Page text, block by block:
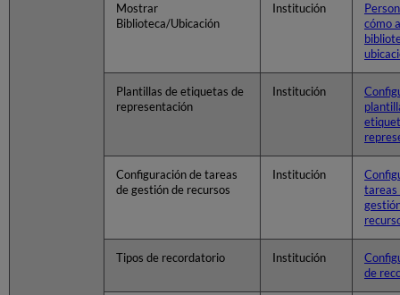
Mostrar
Biblioteca/Ubicación
Institución
cómo
Plantillas de etiquetas de
representación
Institución
Configuración de tareas
de gestión de recursos
Institución
tareas
Tipos de recordatorio Institución
de